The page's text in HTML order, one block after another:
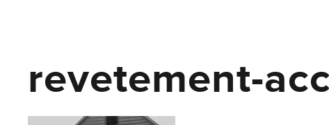
revetement-